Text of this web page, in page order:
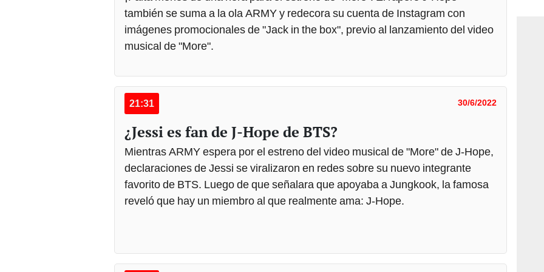
también se suma a la ola ARMY y redecora su cuenta de Instagram con
imágenes promocionales de "Jack in the box", previo al lanzamiento del video
musical de "More".
21:31 30/6/2022
¿Jessi es fan de J-Hope de BTS?
Mientras ARMY espera por el estreno del video musical de "More" de J-Hope,
declaraciones de Jessi se viralizaron en redes sobre su nuevo integrante
favorito de BTS. Luego de que señalara que apoyaba a Jungkook, la famosa
reveló que hay un miembro al que realmente ama: J-Hope.